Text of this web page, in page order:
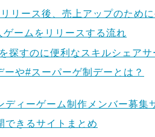
リース後、売上アップのため
ームをリリースする流れ
探すのに便利なスキルシェアサ
や#スーパーゲ制デーとは？
ディーゲーム制作メンバー募集
できるサイトまとめ